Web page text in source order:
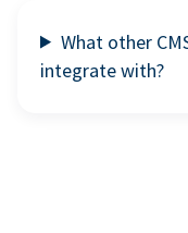
What other
integrate with?